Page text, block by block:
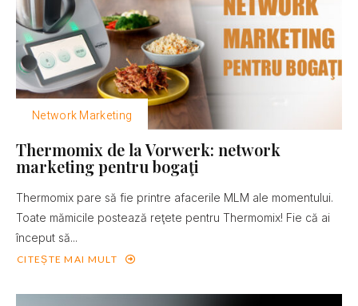
Network Marketing
Thermomix de la Vorwerk: network
marketing pentru bogaţi
Thermomix pare să fie printre afacerile MLM ale momentului.
Toate mămicile postează reţete pentru Thermomix! Fie că ai
început să...
CITEȘTE MAI MULT